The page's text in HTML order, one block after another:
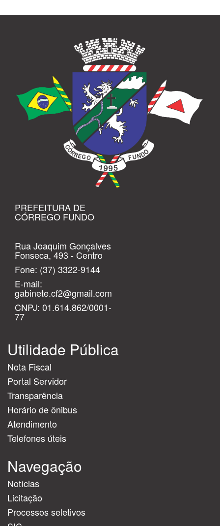
PREFEITURA DE
CÓRREGO FUNDO
Rua Joaquim Gonçalves
Fonseca, 493 - Centro
Fone: (37) 3322-9144
E-mail:
gabinete.cf2@gmail.com
CNPJ: 01.614.862/0001-
77
Utilidade Pública
Nota Fiscal
Portal Servidor
Transparência
Horário de ônibus
Atendimento
Telefones úteis
Navegação
Notícias
Licitação
Processos seletivos